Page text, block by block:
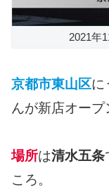
2021年
京都市東山区に
んが新店オープ
場所は清水五条
ころ。